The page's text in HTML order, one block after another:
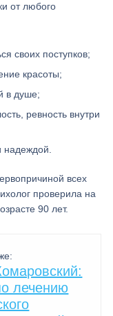
от любого
своих поступков;
красоты;
в душе;
ревность внутри
надеждой.
всех
проверила на
90 лет.
лечению